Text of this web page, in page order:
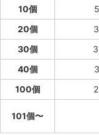
10個
20個
30個
40個
100個
101個〜